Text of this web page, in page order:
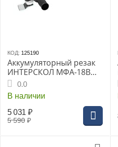
КОД: 125190
Аккумуляторный резак
ИНТЕРСКОЛ МФА-18ВМ,
18В без АКБ и ЗУ
0.0
В наличии
5 590 ₽
5 031 ₽